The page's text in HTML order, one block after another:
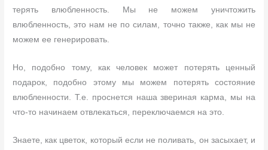
терять влюбленность. Мы не можем уничтожить
влюбленность, это нам не по силам, точно также, как мы не
можем ее генерировать.
Но, подобно тому, как человек может потерять ценный
подарок, подобно этому мы можем потерять состояние
влюбленности. Т.е. проснется наша звериная карма, мы на
что-то начинаем отвлекаться, переключаемся на это.
Знаете, как цветок, который если не поливать, он засыхает, и